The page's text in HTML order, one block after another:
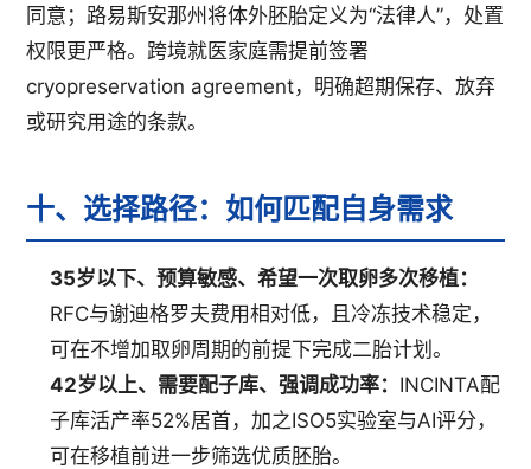
同意；路易斯安那州将体外胚胎定义为“法律人”，处置
权限更严格。跨境就医家庭需提前签署
cryopreservation agreement，明确超期保存、放弃
或研究用途的条款。
十、选择路径：如何匹配自身需求
35岁以下、预算敏感、希望一次取卵多次移植：
RFC与谢迪格罗夫费用相对低，且冷冻技术稳定，
可在不增加取卵周期的前提下完成二胎计划。
42岁以上、需要配子库、强调成功率： INCINTA配
子库活产率52%居首，加之ISO5实验室与AI评分，
可在移植前进一步筛选优质胚胎。